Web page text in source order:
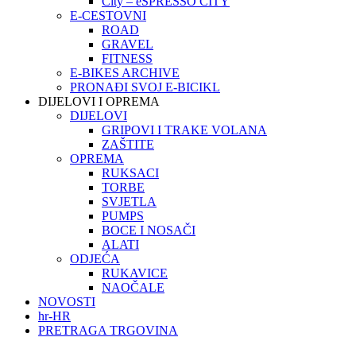
E-CESTOVNI
ROAD
GRAVEL
FITNESS
E-BIKES ARCHIVE
PRONAĐI SVOJ E-BICIKL
DIJELOVI I OPREMA
DIJELOVI
GRIPOVI I TRAKE VOLANA
ZAŠTITE
OPREMA
RUKSACI
TORBE
SVJETLA
PUMPS
BOCE I NOSAČI
ALATI
ODJEĆA
RUKAVICE
NAOČALE
NOVOSTI
hr-HR
PRETRAGA TRGOVINA